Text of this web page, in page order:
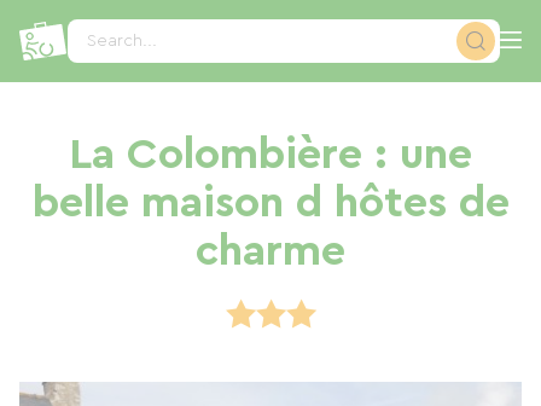
Search...
La Colombière : une
belle maison d hôtes de
charme
Cookies management panel